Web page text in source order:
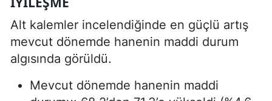
Alt kalemler incelendiğinde en güçlü artış
mevcut dönemde hanenin maddi durum
algısında görüldü.
Mevcut dönemde hanenin maddi